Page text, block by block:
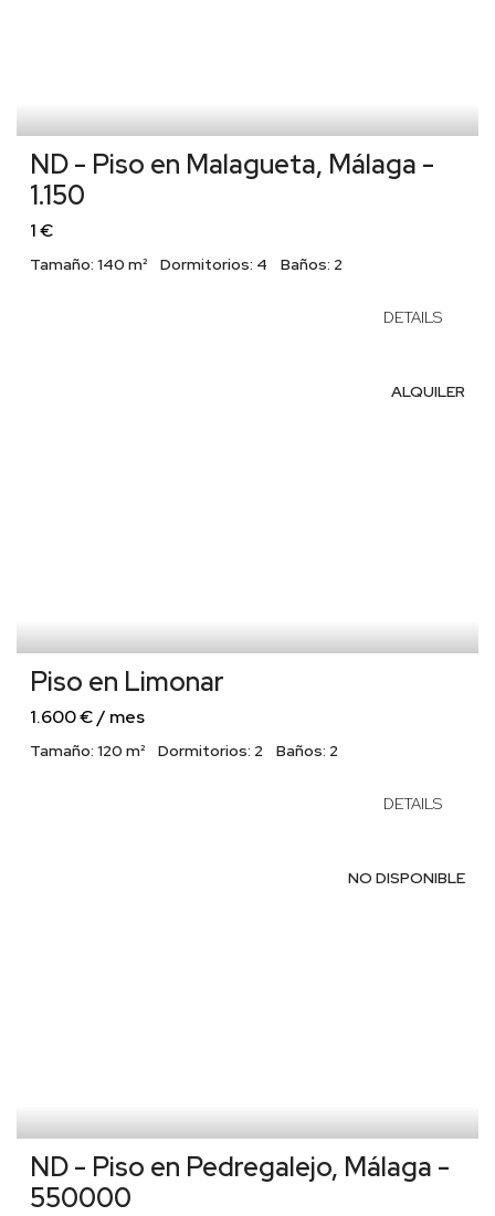
ND - Piso en Malagueta, Málaga -
1.150
1 €
Tamaño: 140 m² Dormitorios: 4 Baños: 2
DETAILS
ALQUILER
Piso en Limonar
1.600 € / mes
Tamaño: 120 m² Dormitorios: 2 Baños: 2
DETAILS
NO DISPONIBLE
ND - Piso en Pedregalejo, Málaga -
550000